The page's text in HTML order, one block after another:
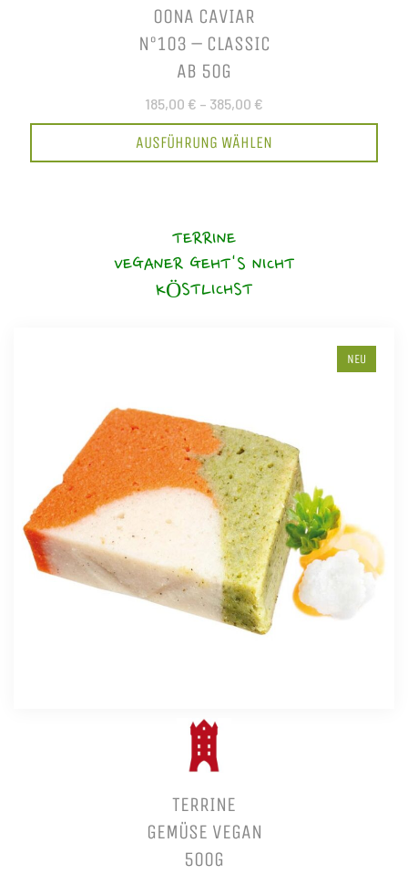
OONA CAVIAR
N°103 – CLASSIC
AB 50G
185,00 € – 385,00 €
AUSFÜHRUNG WÄHLEN
TERRINE
VEGANER GEHT'S NICHT
KÖSTLICHST
NEU
TERRINE
GEMÜSE VEGAN
500G